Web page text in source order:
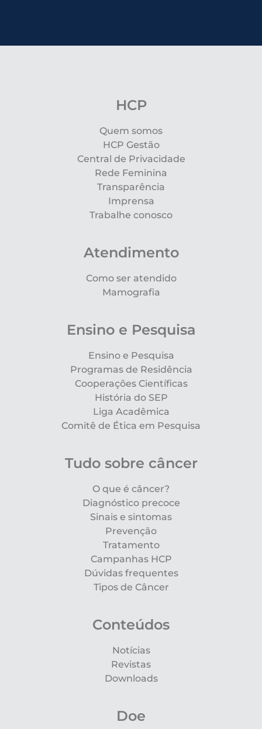
HCP
Quem somos
HCP Gestão
Central de Privacidade
Rede Feminina
Transparência
Imprensa
Trabalhe conosco
Atendimento
Como ser atendido
Mamografia
Ensino e Pesquisa
Ensino e Pesquisa
Programas de Residência
Cooperações Científicas
História do SEP
Liga Acadêmica
Comitê de Ética em Pesquisa
Tudo sobre câncer
O que é câncer?
Diagnóstico precoce
Sinais e sintomas
Prevenção
Tratamento
Campanhas HCP
Dúvidas frequentes
Tipos de Câncer
Conteúdos
Notícias
Revistas
Downloads
Doe